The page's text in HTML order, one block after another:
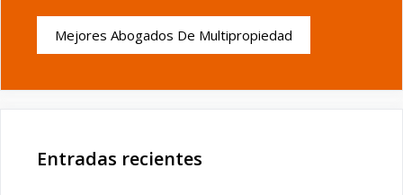
Mejores Abogados De Multipropiedad
Entradas recientes